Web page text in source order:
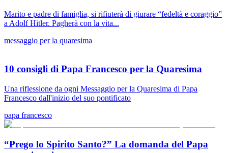
Marito e padre di famiglia, si rifiuterà di giurare “fedeltà e coraggio”
a Adolf Hitler. Pagherà con la vita...
messaggio per la quaresima
10 consigli di Papa Francesco per la Quaresima
Una riflessione da ogni Messaggio per la Quaresima di Papa
Francesco dall'inizio del suo pontificato
papa francesco
“Prego lo Spirito Santo?” La domanda del Papa